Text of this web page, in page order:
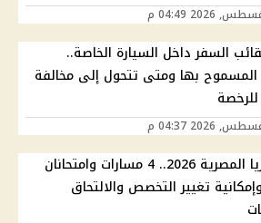
السفر داخل السيارة الخاصة..
المسموح بها ومتى تتحول إلى مخالفة
البكالوريا المصرية 2026.. 4 مسارات وامتحانان
تغيير التخصص والالتحاق